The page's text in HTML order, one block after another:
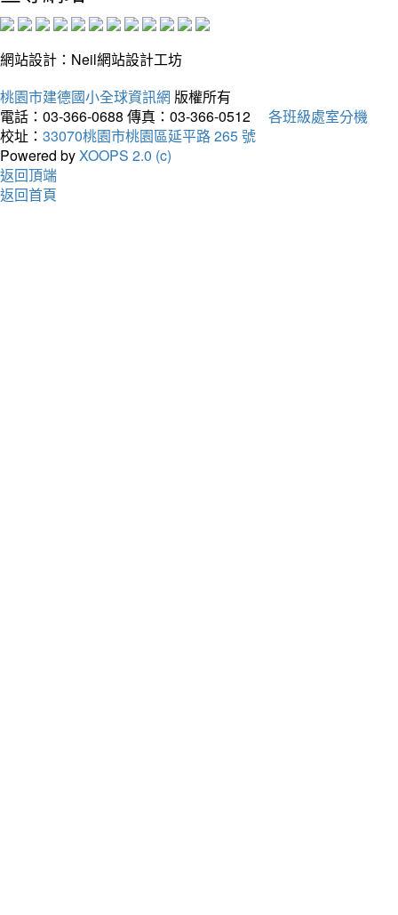
網站設計：Neil網站設計工坊
桃園市建德國小全球資訊網 版權所有
電話：03-366-0688 傳真：03-366-0512
各班級處室分機
校址： 33070桃園市桃園區延平路 265 號
Powered byXOOPS 2.0 (c)
返回頂端
返回首頁